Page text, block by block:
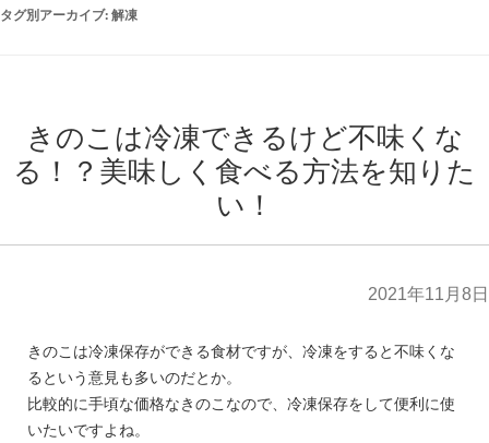
タグ別アーカイブ:解凍
きのこは冷凍できるけど不味くな
る！？美味しく食べる方法を知りた
い！
2021年11月8日
きのこは冷凍保存ができる食材ですが、冷凍をすると不味くな
るという意見も多いのだとか。
比較的に手頃な価格なきのこなので、冷凍保存をして便利に使
いたいですよね。